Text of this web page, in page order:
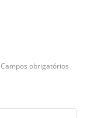
Campos obrigatórios